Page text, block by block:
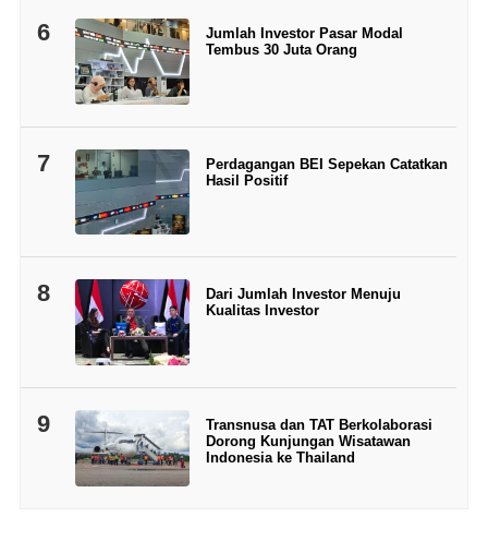
6
Jumlah Investor Pasar Modal
Tembus 30 Juta Orang
7
Perdagangan BEI Sepekan Catatkan
Hasil Positif
8
Dari Jumlah Investor Menuju
Kualitas Investor
9
Transnusa dan TAT Berkolaborasi
Dorong Kunjungan Wisatawan
Indonesia ke Thailand